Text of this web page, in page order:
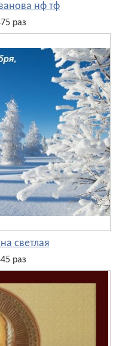
нф тф
раз
светлая
раз